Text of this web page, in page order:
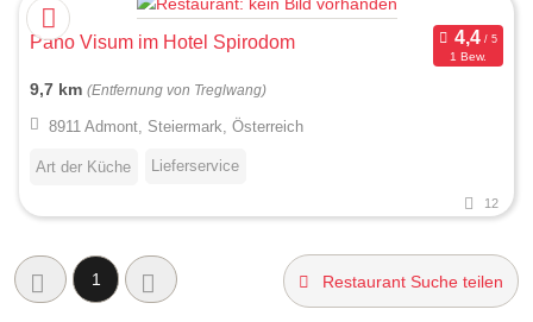
Pano Visum im Hotel Spirodom
1 Bew.
9,7 km (Entfernung von Treglwang)
8911 Admont, Steiermark, Österreich
Art der Küche Lieferservice
12
1 Restaurant Suche teilen